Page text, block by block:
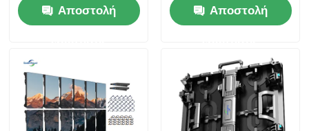
Οθόνη LED για
Εσωτερική και
Αποστολή
ΔιαφήμισηΑποστολή